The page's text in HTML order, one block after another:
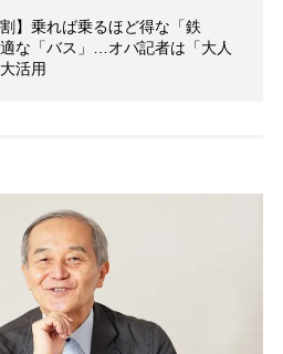
】乗れば乗るほど得な「鉄
な「バス」…オバ記者は「大人
活用